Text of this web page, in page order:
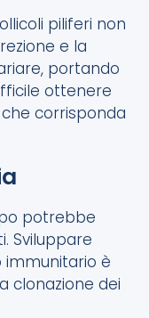
piliferi non
e la
portando
ottenere
corrisponda
potrebbe
Sviluppare
è
clonazione dei